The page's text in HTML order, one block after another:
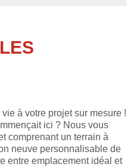
à votre projet sur mesure !
ici ? Nous vous
comprenant un terrain à
neuve personnalisable de
entre emplacement idéal et